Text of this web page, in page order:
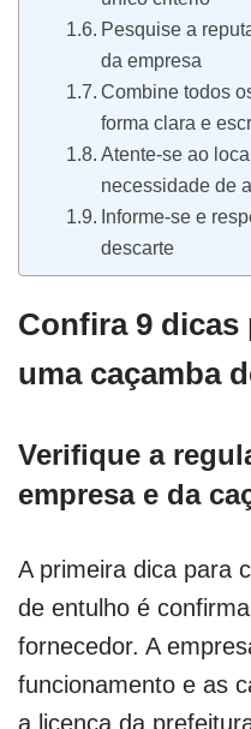
Pesquise a
da empresa
Combine todos
forma clara e
Atente-se ao
necessidade de
Informe-se e
descarte
Confira 9
uma caçamba
Verifique a
empresa e da
A primeira dica para
de entulho é
fornecedor. A
funcionamento e as
a licença da